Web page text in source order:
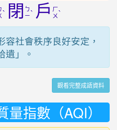
ˋ 閉 ㄅ
ㄧˋ 戶 ㄏ
ㄨˋ
社會秩序良好安定，
遺」。
觀看完整成語資料
指數（AQI）